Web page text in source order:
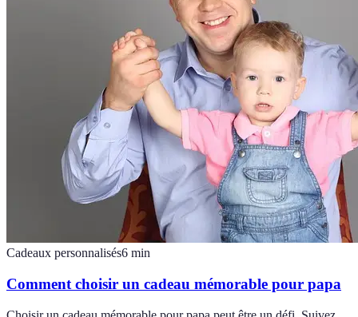
Cadeaux personnalisés6 min
Comment choisir un cadeau mémorable pour papa